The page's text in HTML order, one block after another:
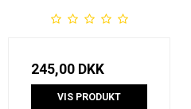
245,00 DKK
VIS PRODUKT